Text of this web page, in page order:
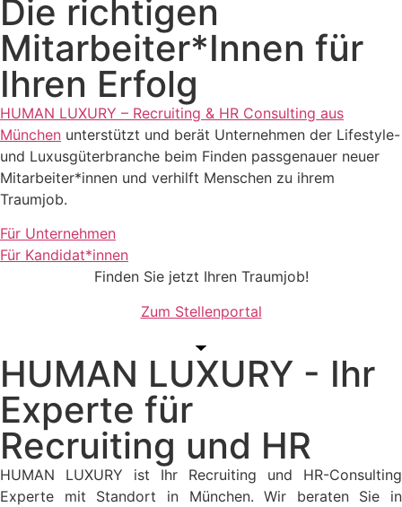
Die richtigen
Mitarbeiter*Innen für
Ihren Erfolg
HUMAN LUXURY – Recruiting & HR Consulting aus
München unterstützt und berät Unternehmen der Lifestyle-
und Luxusgüterbranche beim Finden passgenauer neuer
Mitarbeiter*innen und verhilft Menschen zu ihrem
Traumjob.
Für Unternehmen
Für Kandidat*innen
Finden Sie jetzt Ihren Traumjob!
Zum Stellenportal
HUMAN LUXURY - Ihr
Experte für
Recruiting und HR
HUMAN LUXURY ist Ihr Recruiting und HR-Consulting
Experte mit Standort in München. Wir beraten Sie in